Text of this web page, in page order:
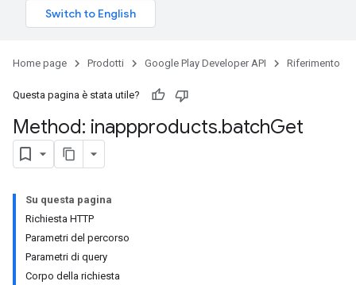
Home page Prodotti Google Play Developer API Riferimento
Questa pagina è stata utile?
Method: inappproducts.batchGet
Su questa pagina
Richiesta HTTP
Parametri del percorso
Parametri di query
Corpo della richiesta